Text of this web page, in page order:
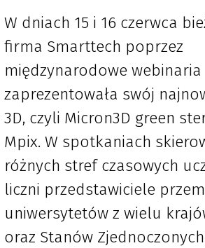
W dniach 15 i 16 czerwca
firma Smarttech poprzez
międzynarodowe webinaria
zaprezentowała swój
3D, czyli Micron3D green
Mpix. W spotkaniach
różnych stref czasowych
liczni przedstawiciele
uniwersytetów z wielu
oraz Stanów